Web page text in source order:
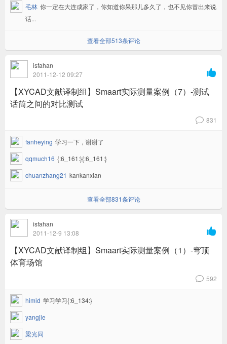
毛林 你一定在大连成家了，你知道你呆那儿多久了，也不见你冒出来说
话...
查看全部513条评论

isfahan
2011-12-12 09:27
【XYCAD文献译制组】Smaart实际测量案例（7）-测试
话筒之间的对比测试
v 831
fanheying 学习一下，谢谢了
qqmuch16 {:6_161:}{:6_161:}
chuanzhang21 kankanxian
查看全部831条评论

isfahan
2011-12-9 13:08
【XYCAD文献译制组】Smaart实际测量案例（1）-穹顶
体育场馆
v 592
himid 学习学习{:6_134:}
yangjie
梁光同